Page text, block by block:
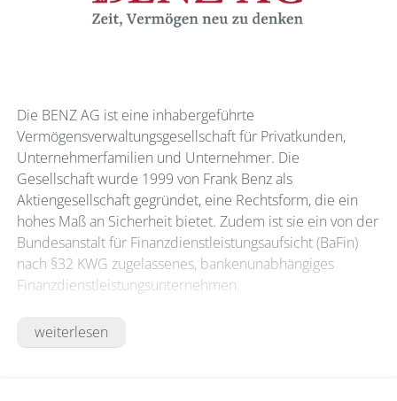
Die BENZ AG ist eine inhabergeführte
Vermögensverwaltungsgesellschaft für Privatkunden,
Unternehmerfamilien und Unternehmer. Die
Gesellschaft wurde 1999 von Frank Benz als
Aktiengesellschaft gegründet, eine Rechtsform, die ein
hohes Maß an Sicherheit bietet. Zudem ist sie ein von der
Bundesanstalt für Finanzdienstleistungsaufsicht (BaFin)
nach §32 KWG zugelassenes, bankenunabhängiges
Finanzdienstleistungsunternehmen.
Wir nehmen uns die Zeit, die es braucht, um jeden
weiterlesen